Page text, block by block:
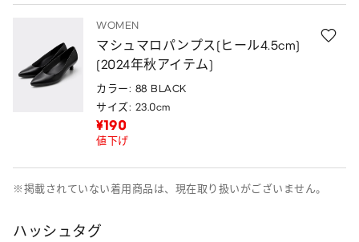
WOMEN
マシュマロパンプス(ヒール4.5cm)
(2024年秋アイテム)
カラー: 88 BLACK
サイズ: 23.0cm
¥190
値下げ
※掲載されていない着用商品は、現在取り扱いがございません。
ハッシュタグ